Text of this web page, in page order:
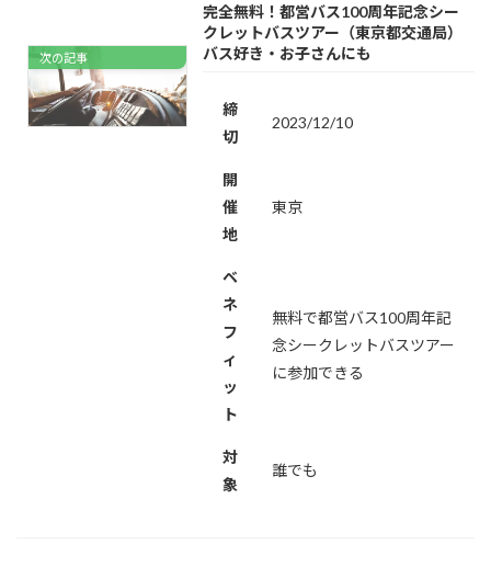
次の記事
完全無料！都営バス100周年記念シー
クレットバスツアー（東京都交通局）
バス好き・お子さんにも
締
切
2023/12/10
開
催
地
東京
ベ
ネ
フ
ィ
ッ
ト
無料で都営バス100周年記
念シークレットバスツアー
に参加できる
対
象
誰でも